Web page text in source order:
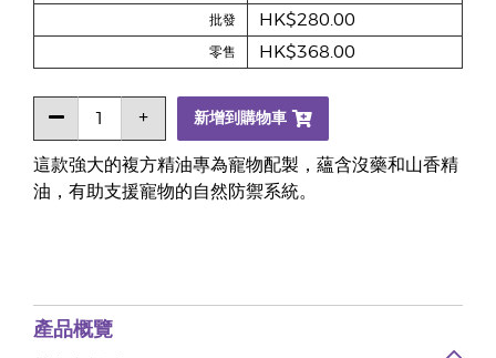
這款強大的複方精油專為寵物配製，蘊含沒藥和山香精
油，有助支援寵物的自然防禦系統。
批發 HK$280.00
零售 HK$368.00
新增到購物車
產品概覽